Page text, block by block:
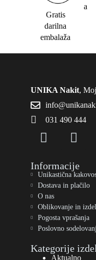
Gratis
darilna
embalaža
a
UNIKA Nakit,
031 490 444
Informacije
Unikastična
Dostava in plačilo
O nas
Oblikovanje in
Pogosta vprašanja
Poslovno
Kategorije
Aktualno